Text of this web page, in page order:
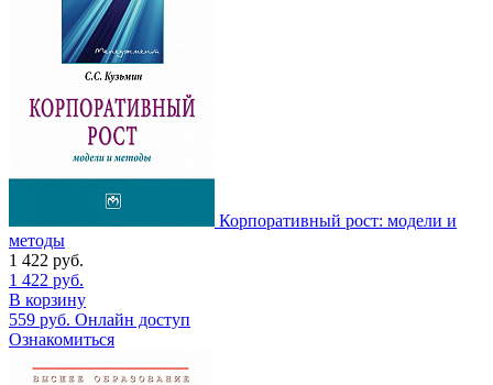
Корпоративный рост: модели и
методы
1 422 руб.
1 422 руб.
В корзину
559 руб. Онлайн доступ
Ознакомиться